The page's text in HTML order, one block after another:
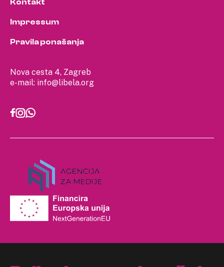
Nova cesta 4, Zagreb
e-mail: info@libela.org
Kontakt
Impressum
Pravila ponašanja